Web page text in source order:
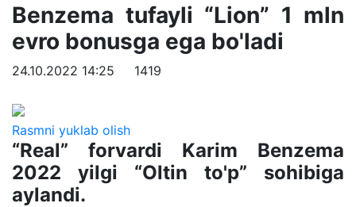
Benzema tufayli “Lion” 1 mln
evro bonusga ega bo'ladi
24.10.2022 14:25 1419
Rasmni yuklab olish
“Real” forvardi Karim Benzema
2022 yilgi “Oltin to'p” sohibiga
aylandi.